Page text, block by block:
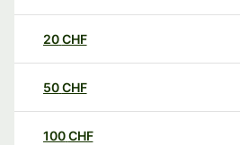
20CHF
50CHF
100CHF